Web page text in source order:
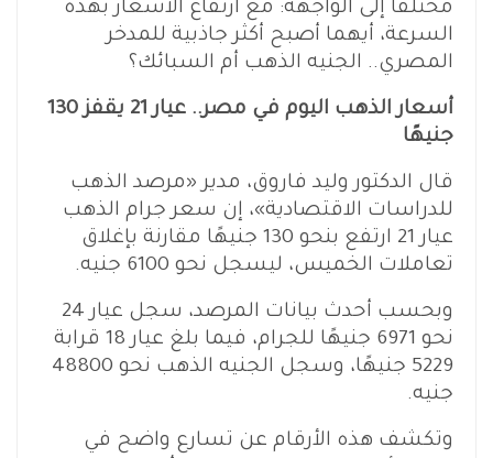
مختلفًا إلى الواجهة: مع ارتفاع الأسعار بهذه
السرعة، أيهما أصبح أكثر جاذبية للمدخر
المصري.. الجنيه الذهب أم السبائك؟
أسعار الذهب اليوم في مصر.. عيار 21 يقفز 130
جنيهًا
قال الدكتور وليد فاروق، مدير «مرصد الذهب
للدراسات الاقتصادية»، إن سعر جرام الذهب
عيار 21 ارتفع بنحو 130 جنيهًا مقارنة بإغلاق
تعاملات الخميس، ليسجل نحو 6100 جنيه.
وبحسب أحدث بيانات المرصد، سجل عيار 24
نحو 6971 جنيهًا للجرام، فيما بلغ عيار 18 قرابة
5229 جنيهًا، وسجل الجنيه الذهب نحو 48800
جنيه.
وتكشف هذه الأرقام عن تسارع واضح في